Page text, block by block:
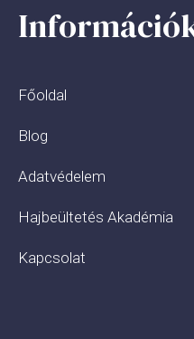
Főoldal
Blog
Adatvédelem
Hajbeültetés Akadémia
Kapcsolat